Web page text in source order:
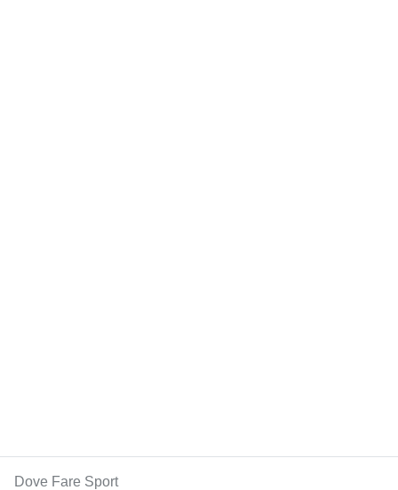
Dove Fare Sport